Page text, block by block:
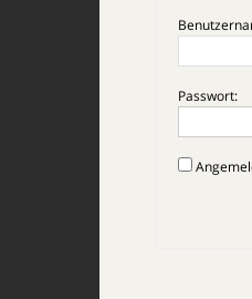
Passwort: